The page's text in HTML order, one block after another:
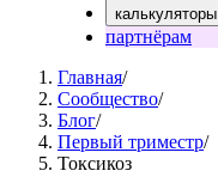
калькуляторы
партнёрам
Главная/
Сообщество/
Блог/
Первый триместр/
Токсикоз